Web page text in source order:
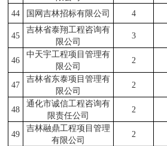
44 国网吉林招标有限公司 4
45
吉林省泰翔工程咨询有
限公司
3
46
中天宇工程项目管理有
限公司
2
47
吉林省东泰项目管理有
限公司
2
48
通化市诚信工程咨询有
限责任公司
2
49
吉林融鼎工程项目管理
有限公司
2